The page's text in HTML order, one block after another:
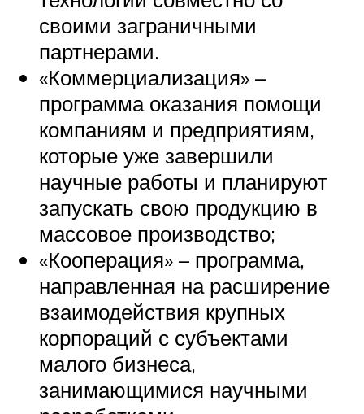
своими заграничными
партнерами.
«Коммерциализация» –
программа оказания помощи
компаниям и предприятиям,
которые уже завершили
научные работы и планируют
запускать свою продукцию в
массовое производство;
«Кооперация» – программа,
направленная на расширение
взаимодействия крупных
корпораций с субъектами
малого бизнеса,
занимающимися научными